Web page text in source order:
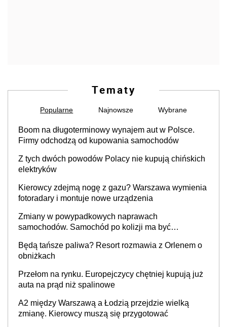
Tematy
Popularne Najnowsze Wybrane
Boom na długoterminowy wynajem aut w Polsce.
Firmy odchodzą od kupowania samochodów
Z tych dwóch powodów Polacy nie kupują chińskich
elektryków
Kierowcy zdejmą nogę z gazu? Warszawa wymienia
fotoradary i montuje nowe urządzenia
Zmiany w powypadkowych naprawach
samochodów. Samochód po kolizji ma być
producenta
Będą tańsze paliwa? Resort rozmawia z Orlenem o
obniżkach
Przełom na rynku. Europejczycy chętniej kupują już
auta na prąd niż spalinowe
A2 między Warszawą a Łodzią przejdzie wielką
zmianę. Kierowcy muszą się przygotować